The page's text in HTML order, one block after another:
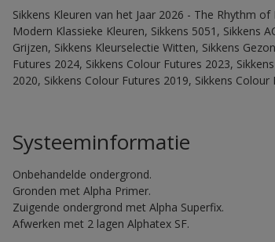
Sikkens Kleuren van het Jaar 2026 - The Rhythm
Modern Klassieke Kleuren, Sikkens 5051, Sikkens
Grijzen, Sikkens Kleurselectie Witten, Sikkens
Futures 2024, Sikkens Colour Futures 2023,
2020, Sikkens Colour Futures 2019, Sikkens Colour
Systeeminformatie
Onbehandelde ondergrond.
Gronden met Alpha Primer.
Zuigende ondergrond met Alpha Superfix.
Afwerken met 2 lagen Alphatex SF.